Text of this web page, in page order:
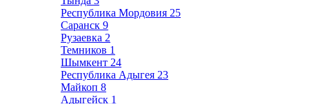
Республика Мордовия 25
Саранск 9
Рузаевка 2
Темников 1
Шымкент 24
Республика Адыгея 23
Майкоп 8
Адыгейск 1